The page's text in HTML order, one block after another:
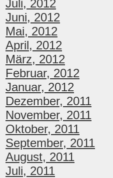
Juli, 2012
Juni, 2012
Mai, 2012
April, 2012
März, 2012
Februar, 2012
Januar, 2012
Dezember, 2011
November, 2011
Oktober, 2011
September, 2011
August, 2011
Juli, 2011